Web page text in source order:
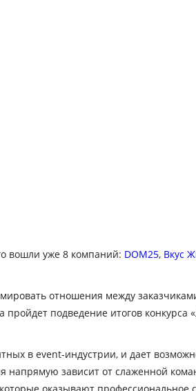
вошли уже 8 компаний: DOM25, Вкус
отношения между
подведение итогов конкурса
в event-индустрии, и дает
зависит от слаженной